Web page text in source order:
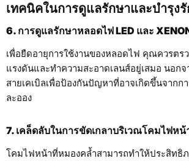
เทคนิคในการดูแลรักษาและบำรุง
6. การดูแลรักษาหลอดไฟ LED และ
เพื่อยืดอายุการใช้งานของหลอดไฟ คุณควรต
แรงดันและทำความสะอาดเลนส์อยู่เสมอ นอก
สายเคเบิลเพื่อป้องกันปัญหาที่อาจเกิดขึ้นจาก
ละออง
7. เคล็ดลับในการขัดเกลาบริเวณโคมไฟหน้
โคมไฟหน้าที่หมองคล้ำสามารถทำให้ประสิทธิ